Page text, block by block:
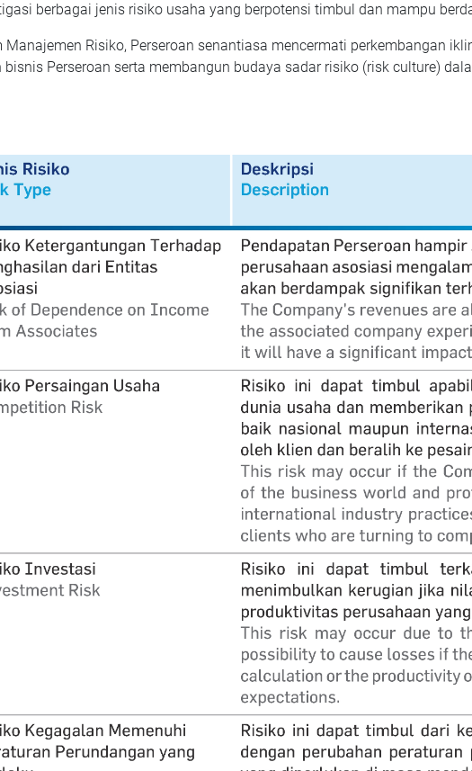
berbagai jenis risiko usaha yang berpotensi timbul dan mampu
Manajemen Risiko, Perseroan senantiasa mencermati perkembangan
Perseroan serta membangun budaya sadar risiko (risk culture)